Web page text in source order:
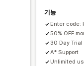
기능
Enter code:
50% OFF
30 Day
A* Support
Unlimited